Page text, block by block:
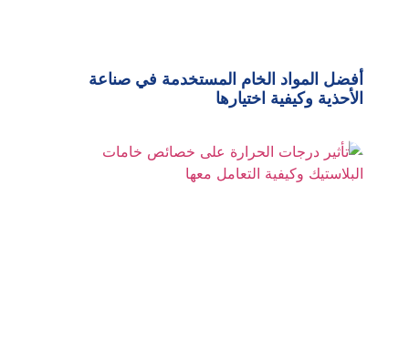
أفضل المواد الخام المستخدمة في صناعة
الأحذية وكيفية اختيارها